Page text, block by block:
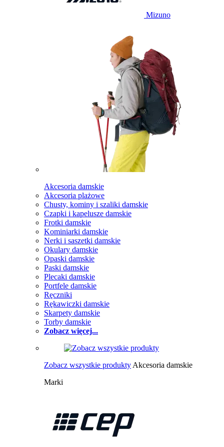
Mizuno
Akcesoria damskie
Akcesoria plażowe
Chusty, kominy i szaliki damskie
Czapki i kapelusze damskie
Frotki damskie
Kominiarki damskie
Nerki i saszetki damskie
Okulary damskie
Opaski damskie
Paski damskie
Plecaki damskie
Portfele damskie
Ręczniki
Rękawiczki damskie
Skarpety damskie
Torby damskie
Zobacz więcej...
Zobacz wszystkie produkty Akcesoria damskie
Marki